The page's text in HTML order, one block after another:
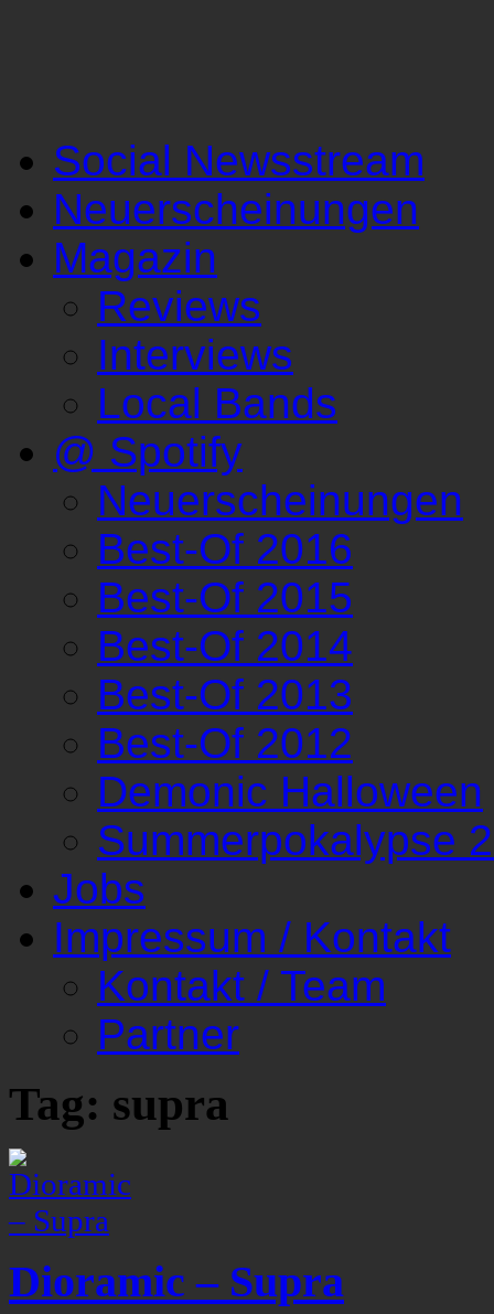
Social Newsstream
Neuerscheinungen
Magazin
Reviews
Interviews
Local Bands
@ Spotify
Neuerscheinungen
Best-Of 2016
Best-Of 2015
Best-Of 2014
Best-Of 2013
Best-Of 2012
Demonic Halloween
Summerpokalypse
Jobs
Impressum / Kontakt
Kontakt / Team
Partner
Tag: supra
Dioramic – Supra